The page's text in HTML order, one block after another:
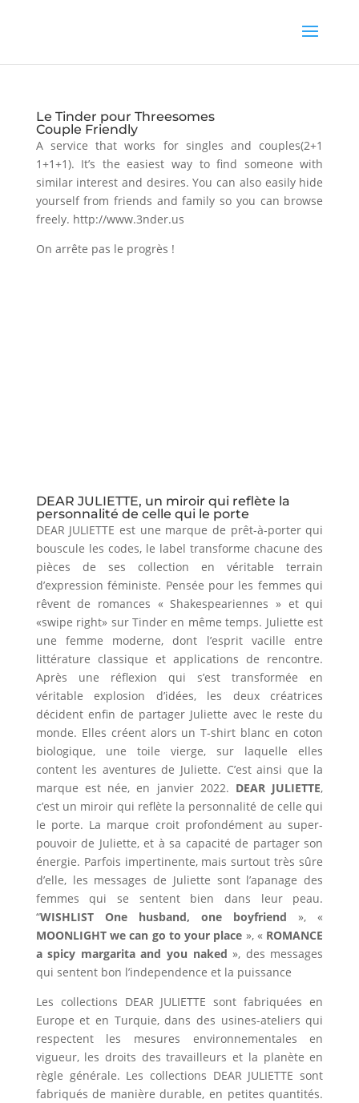
Le Tinder pour Threesomes
Couple Friendly
A service that works for singles and couples(2+1
1+1+1). It’s the easiest way to find someone with
similar interest and desires. You can also easily hide
yourself from friends and family so you can browse
freely. http://www.3nder.us
On arrête pas le progrès !
DEAR JULIETTE, un miroir qui reflète la
personnalité de celle qui le porte
DEAR JULIETTE est une marque de prêt-à-porter qui
bouscule les codes, le label transforme chacune des
pièces de ses collection en véritable terrain
d’expression féministe. Pensée pour les femmes qui
rêvent de romances « Shakespeariennes » et qui
«swipe right» sur Tinder en même temps. Juliette est
une femme moderne, dont l’esprit vacille entre
littérature classique et applications de rencontre.
Après une réflexion qui s’est transformée en
véritable explosion d’idées, les deux créatrices
décident enfin de partager Juliette avec le reste du
monde. Elles créent alors un T-shirt blanc en coton
biologique, une toile vierge, sur laquelle elles
content les aventures de Juliette. C’est ainsi que la
marque est née, en janvier 2022. DEAR JULIETTE,
c’est un miroir qui reflète la personnalité de celle qui
le porte. La marque croit profondément au super-
pouvoir de Juliette, et à sa capacité de partager son
énergie. Parfois impertinente, mais surtout très sûre
d’elle, les messages de Juliette sont l’apanage des
femmes qui se sentent bien dans leur peau.
“WISHLIST One husband, one boyfriend », «
MOONLIGHT we can go to your place », «ROMANCE
a spicy margarita and you naked », des messages
qui sentent bon l’independence et la puissance
Les collections DEAR JULIETTE sont fabriquées en
Europe et en Turquie, dans des usines-ateliers qui
respectent les mesures environnementales en
vigueur, les droits des travailleurs et la planète en
règle générale. Les collections DEAR JULIETTE sont
fabriqués de manière durable, en petites quantités.